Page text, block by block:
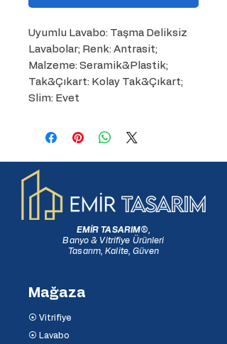
Uyumlu Lavabo: Taşma Deliksiz
Lavabolar; Renk: Antrasit;
Malzeme: Seramik&Plastik;
Tak&Çıkart: Kolay Tak&Çıkart;
Slim: Evet
EMİR TASARIM®,
Banyo & Vitrifiye Ürünleri
Tasarım, Kalite, Güven
Mağaza
⦿ Vitrifiye
⦿ Lavabo